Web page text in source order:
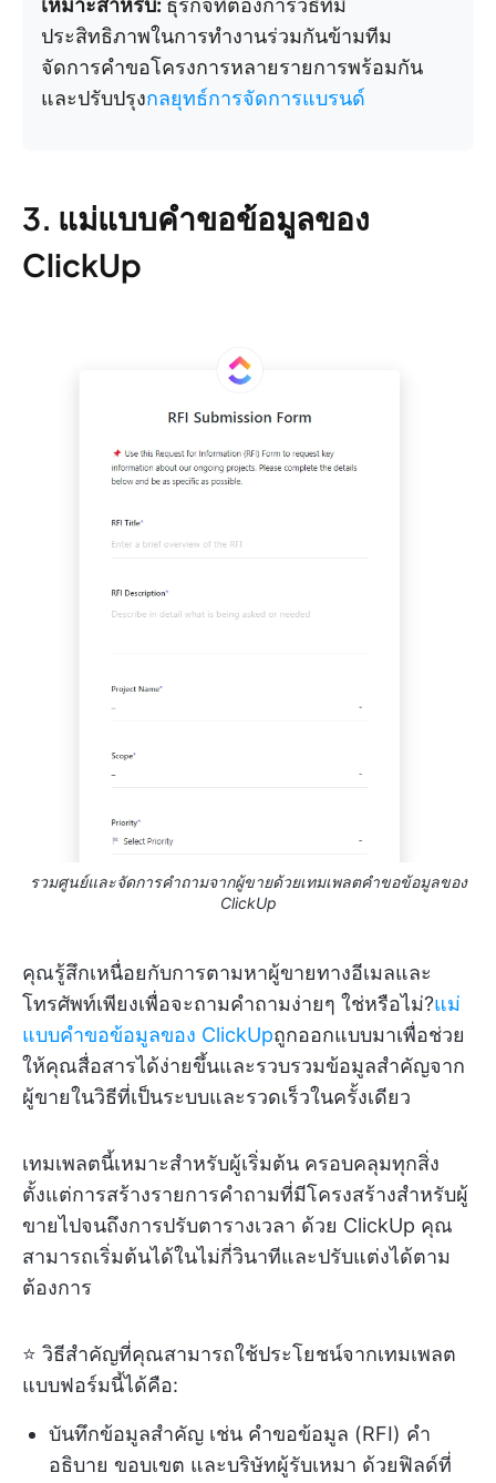
เหมาะสำหรับ: ธุรกิจที่ต้องการวิธีที่มี
ประสิทธิภาพในการทำงานร่วมกันข้ามทีม
จัดการคำขอโครงการหลายรายการพร้อมกัน
และปรับปรุงกลยุทธ์การจัดการแบรนด์
3. แม่แบบคำขอข้อมูลของ
ClickUp
รวมศูนย์และจัดการคำถามจากผู้ขายด้วยเทมเพลตคำขอข้อมูลของ
ClickUp
คุณรู้สึกเหนื่อยกับการตามหาผู้ขายทางอีเมลและ
โทรศัพท์เพียงเพื่อจะถามคำถามง่ายๆ ใช่หรือไม่?แม่
แบบคำขอข้อมูลของ ClickUpถูกออกแบบมาเพื่อช่วย
ให้คุณสื่อสารได้ง่ายขึ้นและรวบรวมข้อมูลสำคัญจาก
ผู้ขายในวิธีที่เป็นระบบและรวดเร็วในครั้งเดียว
เทมเพลตนี้เหมาะสำหรับผู้เริ่มต้น ครอบคลุมทุกสิ่ง
ตั้งแต่การสร้างรายการคำถามที่มีโครงสร้างสำหรับผู้
ขายไปจนถึงการปรับตารางเวลา ด้วย ClickUp คุณ
สามารถเริ่มต้นได้ในไม่กี่วินาทีและปรับแต่งได้ตาม
ต้องการ
⭐ วิธีสำคัญที่คุณสามารถใช้ประโยชน์จากเทมเพลต
แบบฟอร์มนี้ได้คือ:
บันทึกข้อมูลสำคัญ เช่น คำขอข้อมูล (RFI) คำ
อธิบาย ขอบเขต และบริษัทผู้รับเหมา ด้วยฟิลด์ที่